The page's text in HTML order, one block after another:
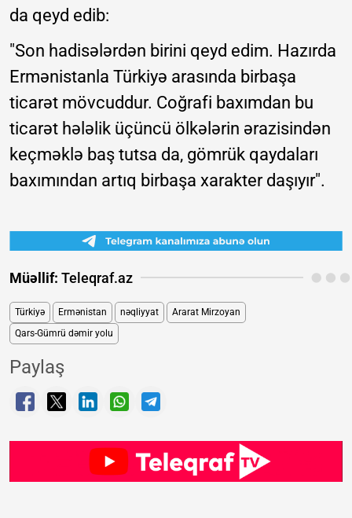
da qeyd edib:
"Son hadisələrdən birini qeyd edim. Hazırda
Ermənistanla Türkiyə arasında birbaşa
ticarət mövcuddur. Coğrafi baxımdan bu
ticarət hələlik üçüncü ölkələrin ərazisindən
keçməklə baş tutsa da, gömrük qaydaları
baxımından artıq birbaşa xarakter daşıyır".
Müəllif: Teleqraf.az
Türkiyə Ermənistan nəqliyyat
Ararat Mirzoyan
Qars-Gümrü dəmir yolu
Paylaş